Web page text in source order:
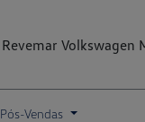
Revemar Volkswagen
Pós-Vendas